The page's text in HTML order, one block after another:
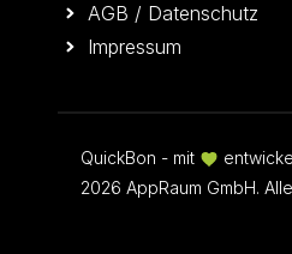
AGB / Datenschutz
Impressum
QuickBon - mit
2026 AppRaum GmbH.